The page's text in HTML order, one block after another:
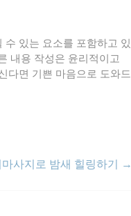
있는 요소를 포함하고 있
내용 작성은 윤리적이고
다면 기쁜 마음으로 도와드
사지로 밤새 힐링하기 →